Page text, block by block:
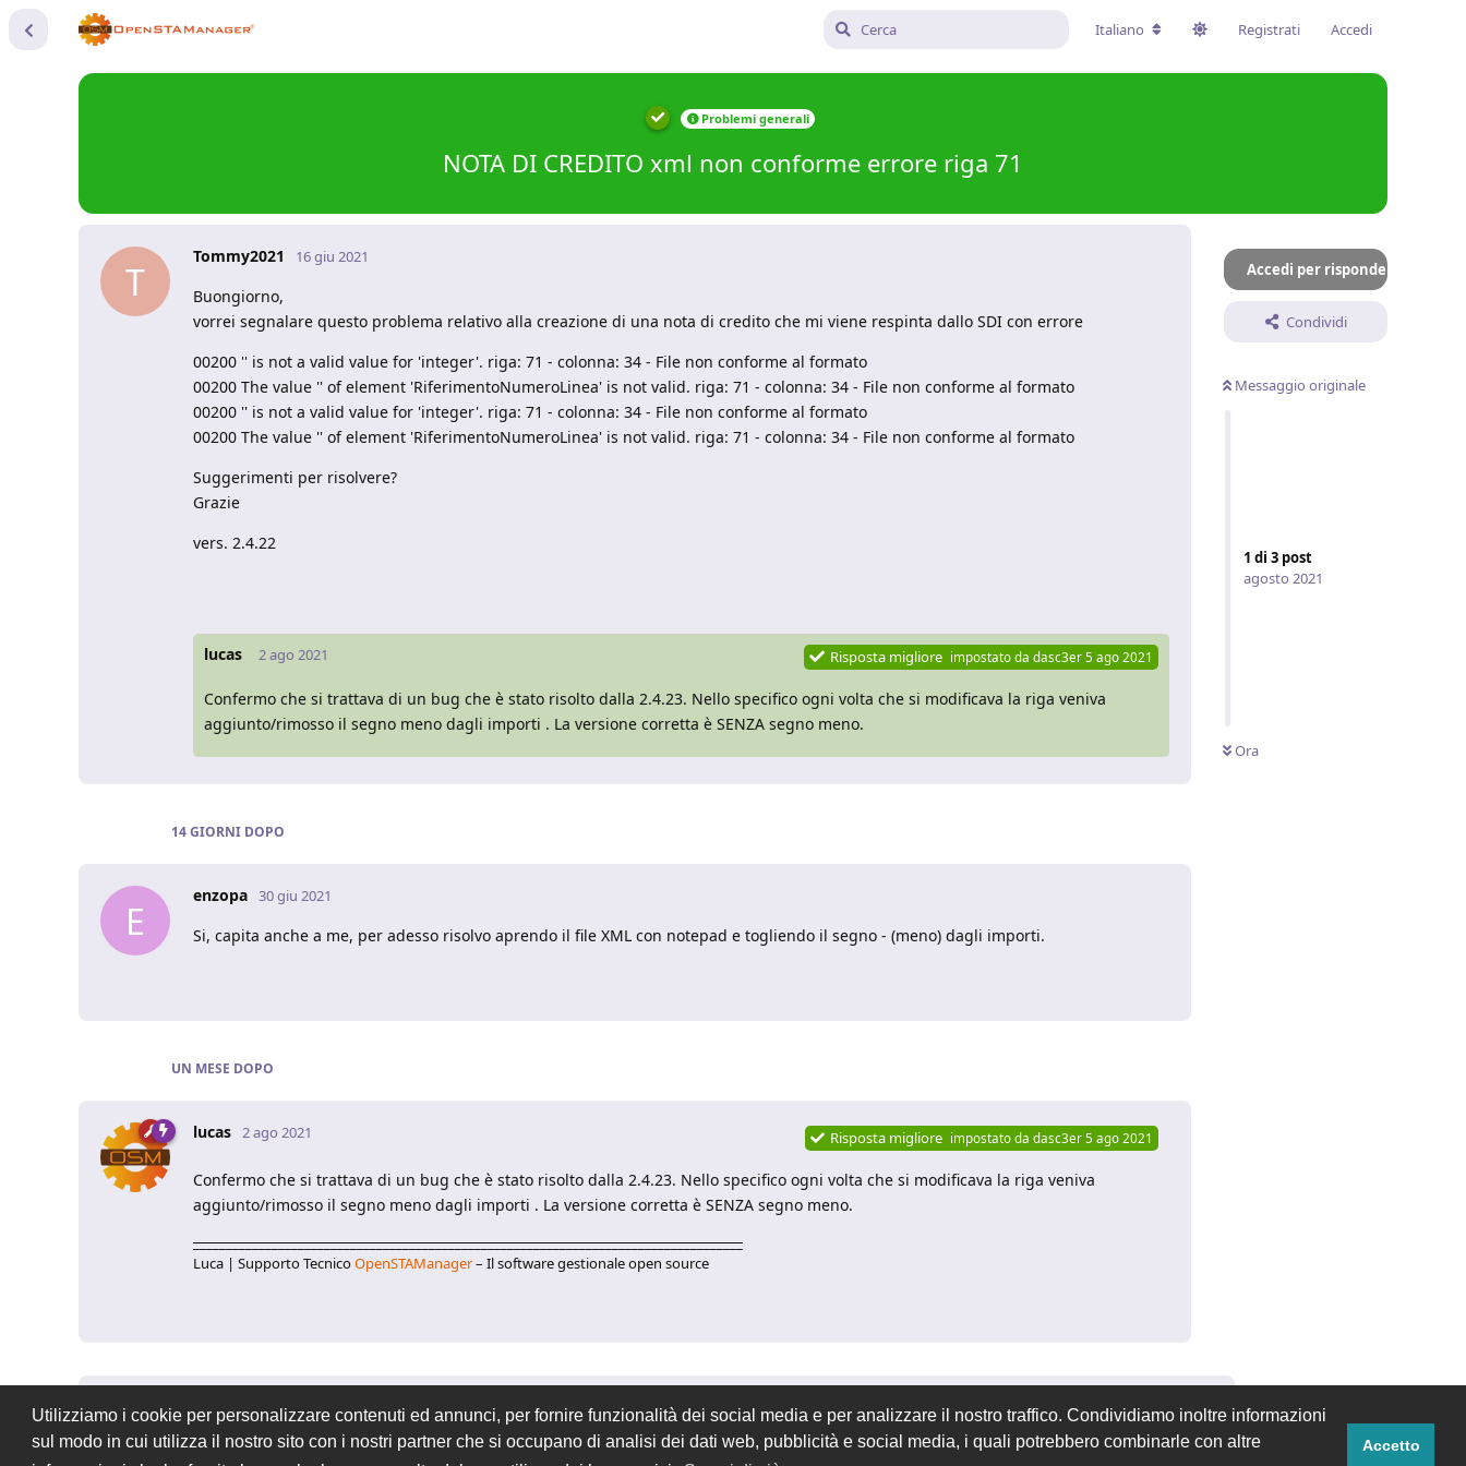
Utilizziamo i cookie per personalizzare contenuti ed annunci, per fornire funzionalità dei social media e per analizzare il nostro traffico. Condividiamo inoltre informazioni
sul modo in cui utilizza il nostro sito con i nostri partner che si occupano di analisi dei dati web, pubblicità e social media, i quali potrebbero combinarle con altre
Accetto
Italiano Registrati Accedi
Problemi generali
NOTA DI CREDITO xml non conforme errore riga 71
Accedi per rispondere
Condividi
Messaggio originale
1 di 3 post
agosto 2021
Ora
T
Tommy2021 16 giu 2021
Buongiorno,
vorrei segnalare questo problema relativo alla creazione di una nota di credito che mi viene respinta dallo SDI con errore
00200 '' is not a valid value for 'integer'. riga: 71 - colonna: 34 - File non conforme al formato
00200 The value '' of element 'RiferimentoNumeroLinea' is not valid. riga: 71 - colonna: 34 - File non conforme al formato
00200 '' is not a valid value for 'integer'. riga: 71 - colonna: 34 - File non conforme al formato
00200 The value '' of element 'RiferimentoNumeroLinea' is not valid. riga: 71 - colonna: 34 - File non conforme al formato
Suggerimenti per risolvere?
Grazie
vers. 2.4.22
lucas 2 ago 2021 Risposta migliore impostato da dasc3er5 ago 2021
Confermo che si trattava di un bug che è stato risolto dalla 2.4.23. Nello specifico ogni volta che si modificava la riga veniva
aggiunto/rimosso il segno meno dagli importi . La versione corretta è SENZA segno meno.
14 GIORNI DOPO
E
enzopa 30 giu 2021
Si, capita anche a me, per adesso risolvo aprendo il file XML con notepad e togliendo il segno - (meno) dagli importi.
UN MESE DOPO
lucas 2 ago 2021 Risposta migliore impostato da dasc3er5 ago 2021
Confermo che si trattava di un bug che è stato risolto dalla 2.4.23. Nello specifico ogni volta che si modificava la riga veniva
aggiunto/rimosso il segno meno dagli importi . La versione corretta è SENZA segno meno.
____________________________________________________________________________________
Luca | Supporto TecnicoOpenSTAManager– Il software gestionale open source
Rispondi alla discussione...